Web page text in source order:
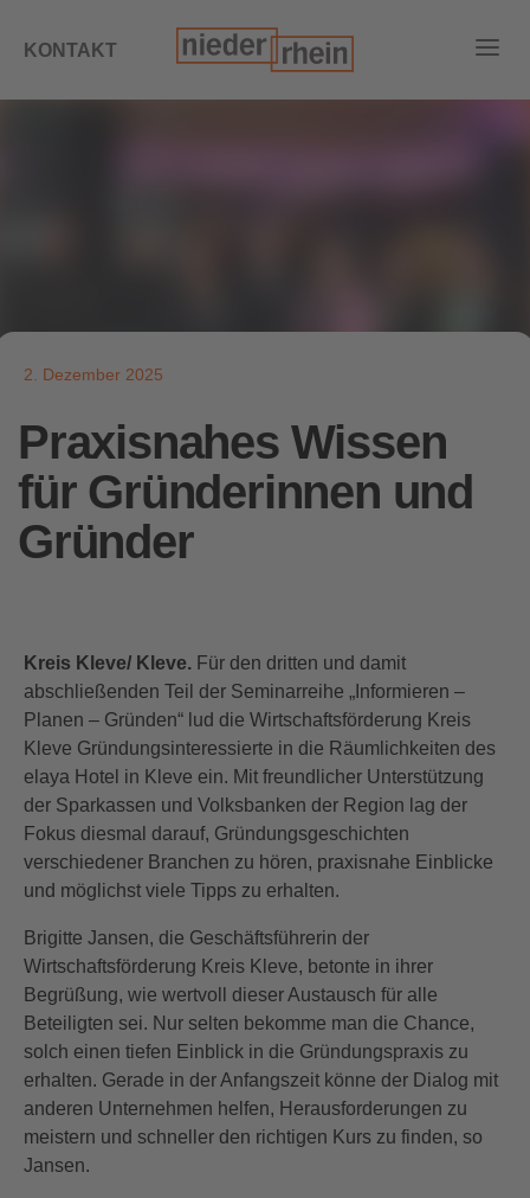
KONTAKT
2. Dezember 2025
Praxisnahes Wissen
für Gründerinnen und
Gründer
Kreis Kleve/ Kleve. Für den dritten und damit
abschließenden Teil der Seminarreihe „Informieren –
Planen – Gründen“ lud die Wirtschaftsförderung Kreis
Kleve Gründungsinteressierte in die Räumlichkeiten des
elaya Hotel in Kleve ein. Mit freundlicher Unterstützung
der Sparkassen und Volksbanken der Region lag der
Fokus diesmal darauf, Gründungsgeschichten
verschiedener Branchen zu hören, praxisnahe Einblicke
und möglichst viele Tipps zu erhalten.
Brigitte Jansen, die Geschäftsführerin der
Wirtschaftsförderung Kreis Kleve, betonte in ihrer
Begrüßung, wie wertvoll dieser Austausch für alle
Beteiligten sei. Nur selten bekomme man die Chance,
solch einen tiefen Einblick in die Gründungspraxis zu
erhalten. Gerade in der Anfangszeit könne der Dialog mit
anderen Unternehmen helfen, Herausforderungen zu
meistern und schneller den richtigen Kurs zu finden, so
Jansen.